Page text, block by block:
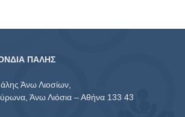
ΠΑΛΗΣ
Άνω Λιοσίων,
Άνω Λιόσια – Αθήνα 133 43